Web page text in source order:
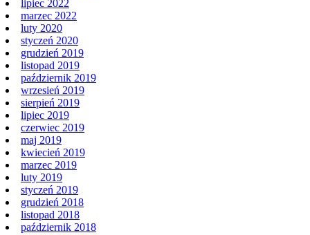
lipiec 2022
marzec 2022
luty 2020
styczeń 2020
grudzień 2019
listopad 2019
październik 2019
wrzesień 2019
sierpień 2019
lipiec 2019
czerwiec 2019
maj 2019
kwiecień 2019
marzec 2019
luty 2019
styczeń 2019
grudzień 2018
listopad 2018
październik 2018